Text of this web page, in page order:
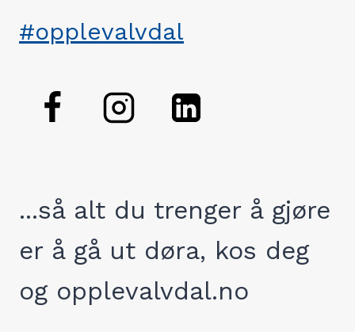
#opplevalvdal
...så alt du trenger å gjøre
er å gå ut døra, kos deg
og opplevalvdal.no